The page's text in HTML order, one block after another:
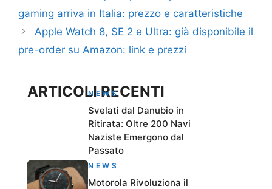
gaming arriva in Italia: prezzo e caratteristiche
Apple Watch 8, SE 2 e Ultra: già disponibile il
pre-order su Amazon: link e prezzi
ARTICOLI RECENTI
NEWS
Svelati dal Danubio in
Ritirata: Oltre 200 Navi
Naziste Emergono dal
Passato
NEWS
Motorola Rivoluziona il